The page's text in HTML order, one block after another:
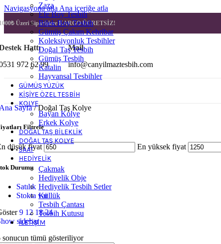
Navigasyona atla Ana içeriğe atla
Üzeri Siparişlere KARGO ÜCRETSİZ!
Hattı
972 62 99
Mail
info@canyilmaztesbih.com
Zaza
Efe Boy Tesbih
Bilek Boy Tesbih
Gümüş Çakım Kehribar
Koleksiyonluk Tesbihler
Doğal Taş Tesbih
Gümüş Tesbih
Katalin
Hayvansal Tesbihler
GÜMÜŞ YÜZÜK
KIŞIYE ÖZEL TESBIH
KOLYE
Bayan Kolye
Erkek Kolye
DOĞAL TAŞ BILEKLIK
DOĞAL TAŞ KOLYE
SAAT
HEDIYELIK
Çakmak
Hediyelik Obje
Hediyelik Tesbih Setler
Küllük
Tesbih Çantası
Tesbih Kutusu
İLETIŞIM
Sayfa/ Doğal Taş Kolye
Filtrele
düşük fiyat En yüksek fiyat
Durumu
Satılık
Stokta var
9 12 1824
sidebar
sonucun tümü gösteriliyor